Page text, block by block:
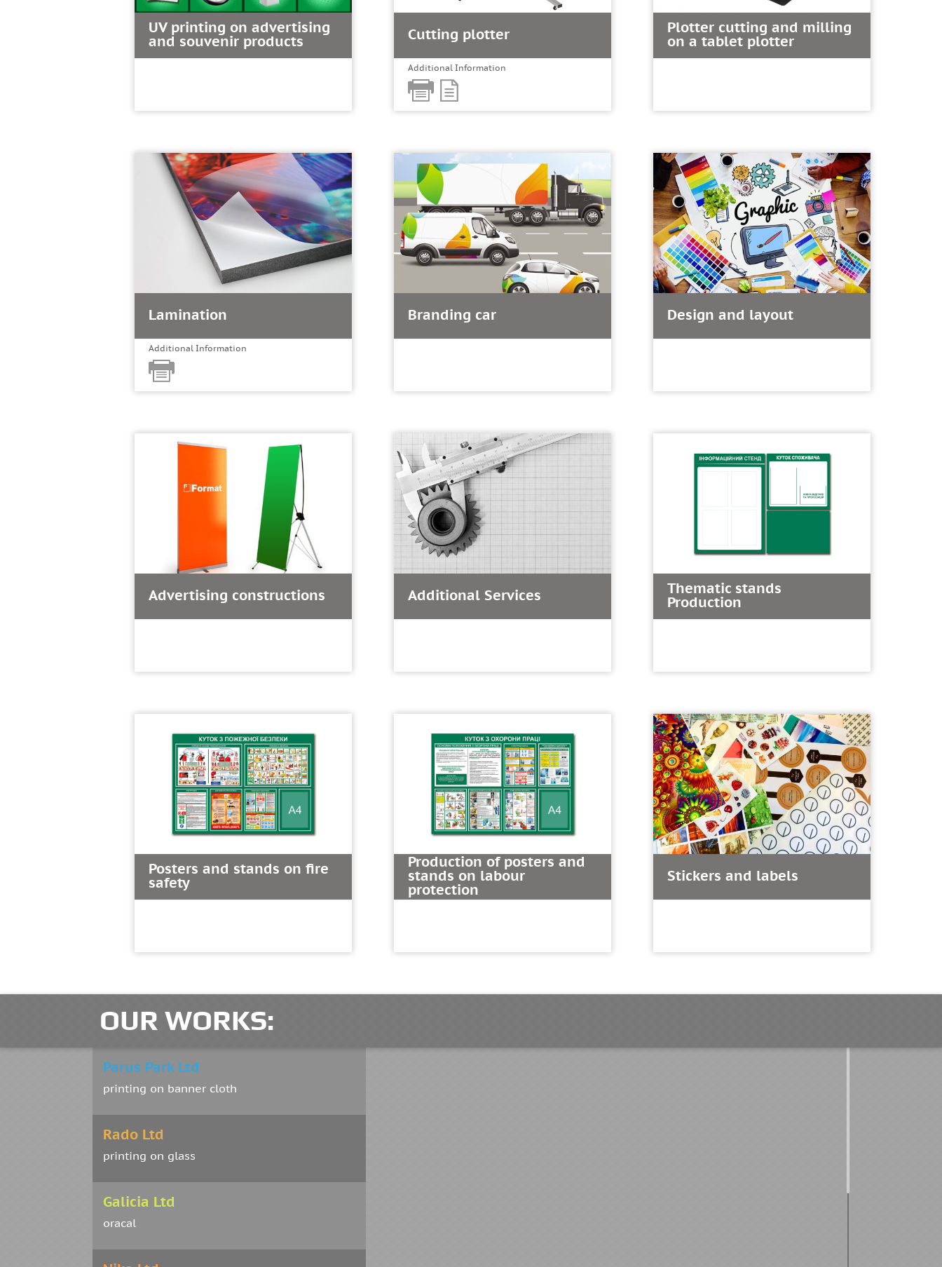
UV printing on advertising
and souvenir products Cutting plotter
Additional Information
Plotter cutting and milling
on a tablet plotter
Lamination
Additional Information
Branding car Design and layout
Advertising constructions Additional Services Thematic stands
Production
Posters and stands on fire
safety
Production of posters and
stands on labour
protection
Stickers and labels
OUR WORKS:
Parus Park Ltd
printing on banner cloth
Rado Ltd
printing on glass
Galicia Ltd
oracal